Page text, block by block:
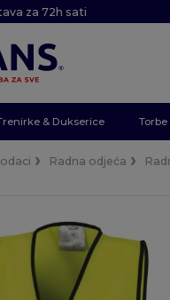
za 72h sati
& Dukserice Torbe
Radna odjeća